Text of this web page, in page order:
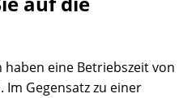
eine Betriebszeit von
Im Gegensatz zu einer